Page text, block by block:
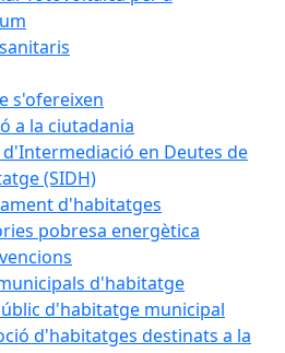
s'ofereixen
a la ciutadania
d'Intermediació en Deutes de
(SIDH)
d'habitatges
pobresa energètica
d'habitatge
d'habitatge municipal
d'habitatges destinats a la